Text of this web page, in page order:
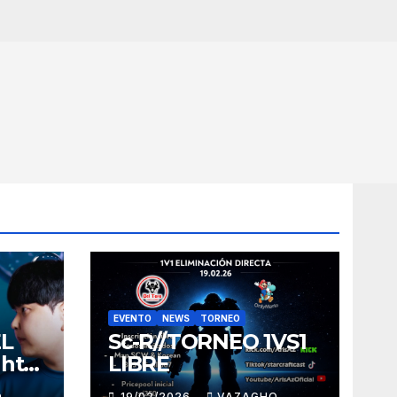
EVENTO NEWS TORNEO
Sc-R//TORNEO 1VS1
LIBRE